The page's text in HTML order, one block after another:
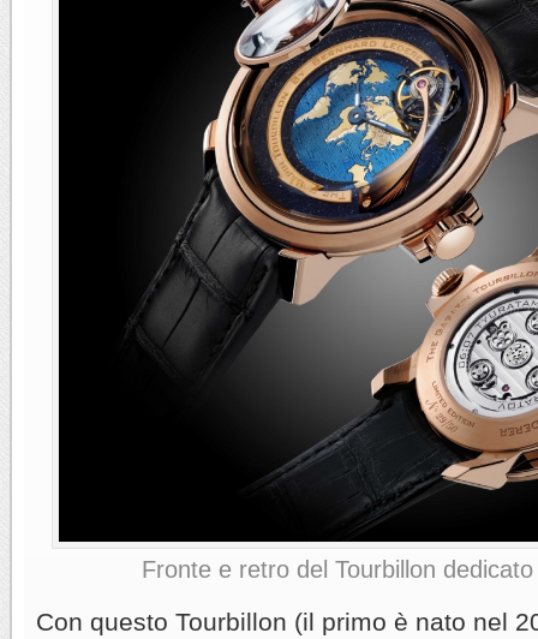
Fronte e retro del Tourbillon
Con questo Tourbillon (il primo è nato nel